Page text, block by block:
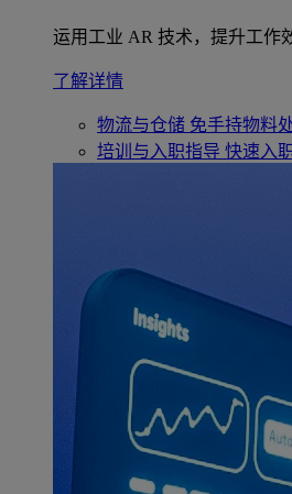
运用工业 AR 技术，提升工作
了解详情
物流与仓储 免手持物料
培训与入职指导 快速入